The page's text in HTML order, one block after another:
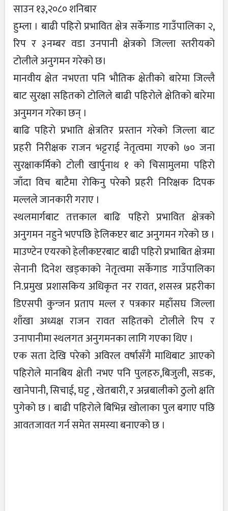
साउन १३,२०८० शनिबार
हुम्ला । बाढी पहिरो प्रभावित क्षेत्र सर्केगाड गाउँपालिका २,
रिप र ३नम्बर वडा उनपानी क्षेत्रको जिल्ला स्तरीयको
टोलीले अनुगमन गरेको छ।
मानवीय क्षेत नभएता पनि भौतिक क्षेतीको बारेमा जिल्लै
बाट सुरक्षा सहितको टोलिले बाढी पहिरोले क्षेतिको बारेमा
अनुमगन गरेका छन् ।
बाढि पहिरो प्रभाति क्षेत्रतिर प्रस्तान गरेको जिल्ला बाट
प्रहरी निरीक्षक राजन भट्टराई नेतृत्वमा गएको ७० जना
सुरक्षाकर्मिको टोली खार्पुनाथ १ को चिसामुलमा पहिरो
जाँदा विच बाटैमा रोकिनु परेकोे प्रहरी निरिक्षक दिपक
मल्लले जानकारी गराए ।
स्थलमार्गबाट तत्तकाल बाढि पहिरो प्रभावित क्षेत्रको
अनुगमन नहुने भएपछि हेलिकप्टर बाट अनुगमन गरेको छ ।
माउण्टेन एयरको हेलीकप्टरबाट बाढी पहिरो प्रभाबित क्षेत्रमा
सेनानी दिनेश खड्काको नेतृत्वमा सर्केगाड गाउँपालिका
नि.प्रमुख प्रशासकिय अधिकृत नर रावत, शसस्त्र प्रहरीका
डिएसपी कुन्जन प्रताप मल्ल र पत्रकार महाँसघ जिल्ला
शाँखा अध्यक्ष राजन रावत सहितको टोलीले रिप र
उनापानीमा स्थलगत अनुगमनका लागि गएका थिए ।
एक सता देखि परेको अविरल वर्षासँगै माथिबाट आएको
पहिरोले मानबिय क्षेती नभए पनि पुलहरु,बिजुली, सडक,
खानेपानी, सिचाई, घट्ट , खेतबारी, र अन्नबालीको ठुलो क्षति
पुगेको छ । बाढी पहिरोले बिभिन्न खोलाका पुल बगाए पछि
आवतजावत गर्न समेत समस्या बनाएको छ ।